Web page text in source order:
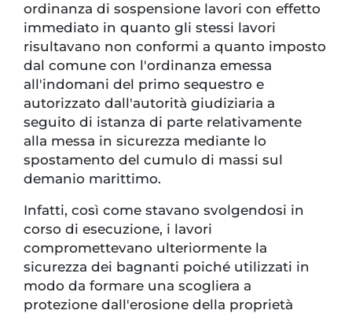
ordinanza di sospensione lavori con effetto
immediato in quanto gli stessi lavori
risultavano non conformi a quanto imposto
dal comune con l'ordinanza emessa
all'indomani del primo sequestro e
autorizzato dall'autorità giudiziaria a
seguito di istanza di parte relativamente
alla messa in sicurezza mediante lo
spostamento del cumulo di massi sul
demanio marittimo.
Infatti, così come stavano svolgendosi in
corso di esecuzione, i lavori
compromettevano ulteriormente la
sicurezza dei bagnanti poiché utilizzati in
modo da formare una scogliera a
protezione dall'erosione della proprietà